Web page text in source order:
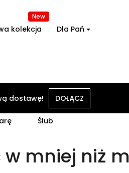
kolekcja
New
Dla Pań
Ślub
mniej niż
dostawę! DOŁĄCZ